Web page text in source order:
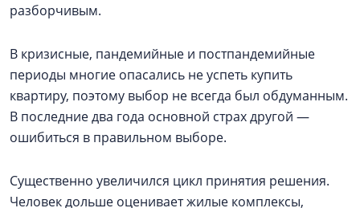
разборчивым.
В кризисные, пандемийные и постпандемийные
периоды многие опасались не успеть купить
квартиру, поэтому выбор не всегда был обдуманным.
В последние два года основной страх другой —
ошибиться в правильном выборе.
Существенно увеличился цикл принятия решения.
Человек дольше оценивает жилые комплексы,